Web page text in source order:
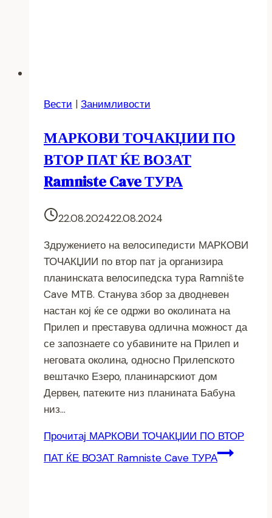
Вести | Занимливости
МАРКОВИ ТОЧАКЏИИ ПО
ВТОР ПАТ ЌЕ ВОЗАТ
Ramniste Cave ТУРА
22.08.202422.08.2024
Здружението на велосипедисти МАРКОВИ
ТОЧАКЏИИ по втор пат ја организира
планинската велосипедска тура Ramnište
Cave MTB. Станува збор за дводневен
настан кој ќе се одржи во околината на
Прилеп и преставува одлична можност да
се запознаете со убавините на Прилеп и
неговата околина, односно Прилепското
вештачко Езеро, планинарскиот дом
Дервен, патеките низ планината Бабуна
низ…
Прочитај МАРКОВИ ТОЧАКЏИИ ПО ВТОР
ПАТ ЌЕ ВОЗАТ Ramniste Cave ТУРА